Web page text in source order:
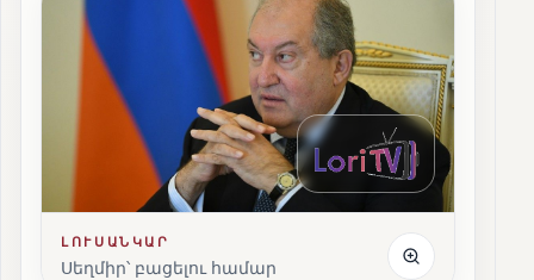
ԼՈՒՍԱՆԿԱՐ
Սեղմիր՝ բացելու համար